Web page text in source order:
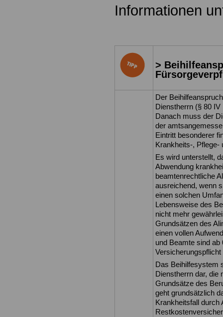
Informationen
>
Der
Dienstherrn (§ 80
Danach muss der
der
Eintritt besonderer
Krankheits-, Pflege-
Es wird unterstellt,
Abwendung
beamtenrechtliche
ausreichend, wenn
einen solchen
Lebensweise des
nicht mehr
Grundsätzen des
einen vollen
und Beamte sind ab
Das Beihilfesystem
Dienstherrn dar, die
Grundsätze des
geht grundsätzlich
Krankheitsfall durch